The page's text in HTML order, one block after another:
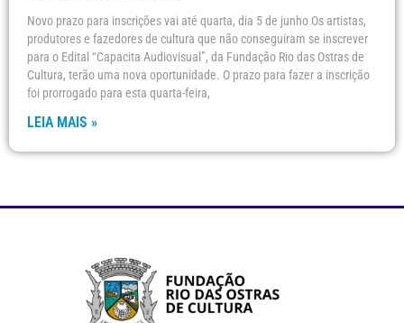
Novo prazo para inscrições vai até quarta, dia 5 de junho Os artistas,
produtores e fazedores de cultura que não conseguiram se inscrever
para o Edital “Capacita Audiovisual”, da Fundação Rio das Ostras de
Cultura, terão uma nova oportunidade. O prazo para fazer a inscrição
foi prorrogado para esta quarta-feira,
LEIA MAIS »